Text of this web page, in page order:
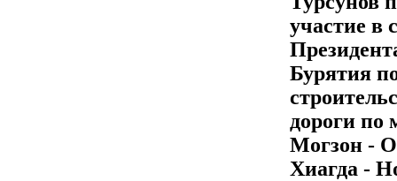
участие в
Бурятия
дороги по
Могзон -
Хиагда -